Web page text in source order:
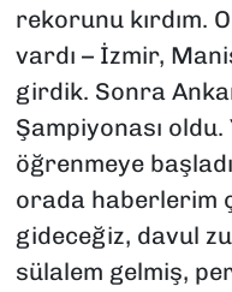
rekorunu kırdım.
vardı – İzmir,
girdik. Sonra
Şampiyonası
öğrenmeye
orada haberlerim
gideceğiz, davul
sülalem gelmiş,